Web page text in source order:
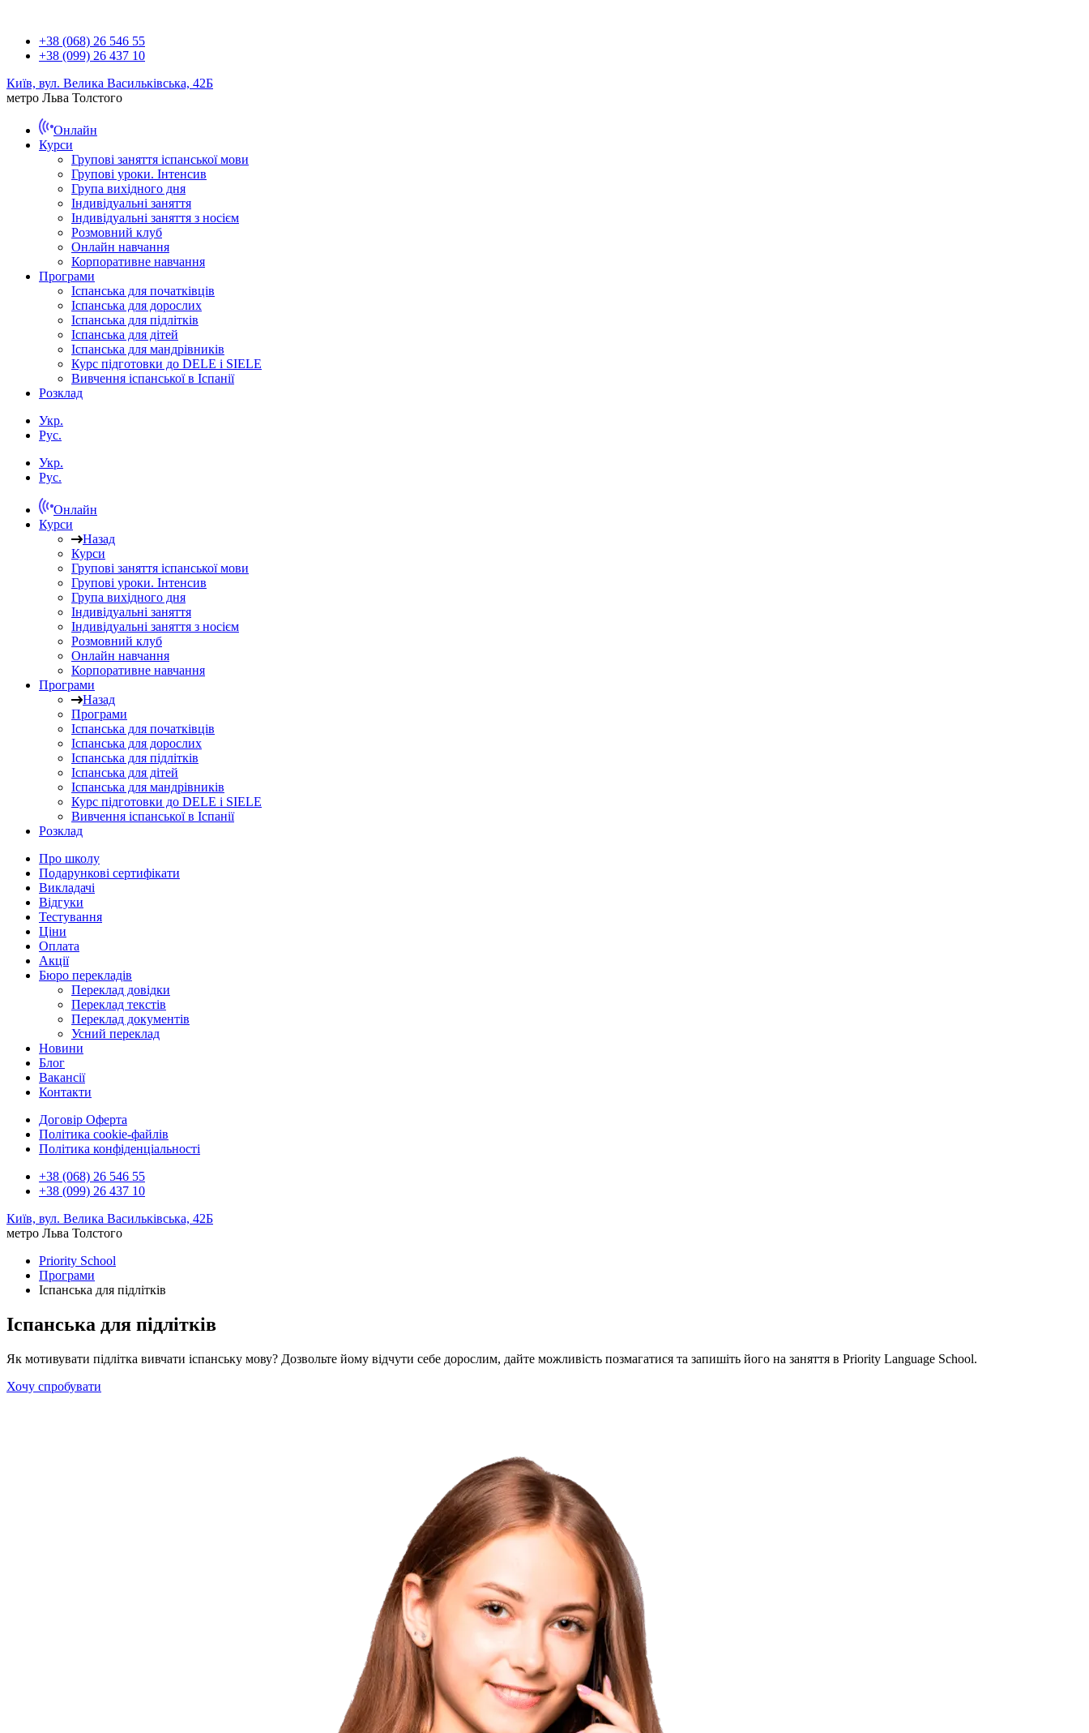
+38 (068) 26 546 55
+38 (099) 26 437 10
Київ, вул. Велика Васильківська, 42Б
метро Льва Толстого
Онлайн
Курси
Групові заняття іспанської мови
Групові уроки. Інтенсив
Група вихідного дня
Індивідуальні заняття
Індивідуальні заняття з носієм
Розмовний клуб
Онлайн навчання
Корпоративне навчання
Програми
Іспанська для початківців
Іспанська для дорослих
Іспанська для підлітків
Іспанська для дітей
Іспанська для мандрівників
Курс підготовки до DELE і SIELE
Вивчення іспанської в Іспанії
Розклад
Укр.
Рус.
Укр.
Рус.
Онлайн
Курси
Назад
Курси
Групові заняття іспанської мови
Групові уроки. Інтенсив
Група вихідного дня
Індивідуальні заняття
Індивідуальні заняття з носієм
Розмовний клуб
Онлайн навчання
Корпоративне навчання
Програми
Назад
Програми
Іспанська для початківців
Іспанська для дорослих
Іспанська для підлітків
Іспанська для дітей
Іспанська для мандрівників
Курс підготовки до DELE і SIELE
Вивчення іспанської в Іспанії
Розклад
Про школу
Подарункові сертифікати
Викладачі
Відгуки
Тестування
Ціни
Оплата
Акції
Бюро перекладів
Переклад довідки
Переклад текстів
Переклад документів
Усний переклад
Новини
Блог
Вакансії
Контакти
Договір Оферта
Політика cookie-файлів
Політика конфіденціальності
+38 (068) 26 546 55
+38 (099) 26 437 10
Київ, вул. Велика Васильківська, 42Б
метро Льва Толстого
Priority School
Програми
Іспанська для підлітків
Іспанська для підлітків
Як мотивувати підлітка вивчати іспанську мову? Дозвольте йому відчути себе дорослим, дайте можливість позмагатися та запишіть його на заняття в Priority Language School.
Хочу спробувати